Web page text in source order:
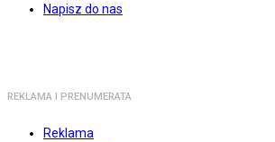
Napisz do nas
REKLAMA I PRENUMERATA
Reklama